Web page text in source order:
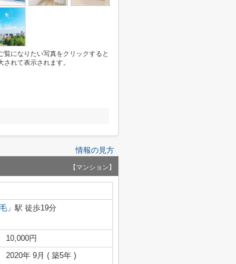
覧になりたい写真をクリックすると
されて表示されます。
情報の見方
【マンション】
」駅 徒歩19分
10,000円
2020年 9月 ( 築5年 )